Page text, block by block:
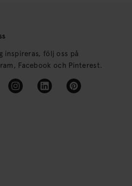
inspireras, följ oss på
Facebook och Pinterest.